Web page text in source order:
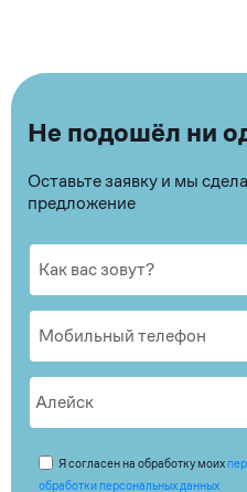
Не подошёл ни
Оставьте заявку и мы
предложение
Я согласен на обработку моих
обработки персональных данных